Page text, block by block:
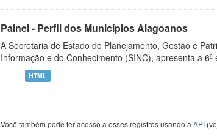
Painel - Perfil dos Municípios Alagoanos
A Secretaria de Estado do Planejamento, Gestão e
Informação e do Conhecimento (SINC), apresenta a 6ª
HTML
Você também pode ter acesso a esses registros usando a API